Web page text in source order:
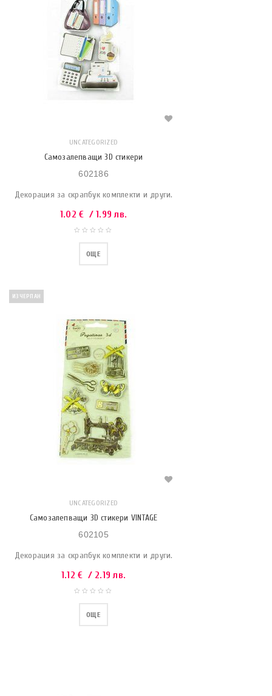
UNCATEGORIZED
Самозалепващи 3D стикери
602186
Декорация за скрапбук комплекти и други.
1.02€ / 1.99 лв.
ОЩЕ
ИЗЧЕРПАН
UNCATEGORIZED
Самозалепващи 3D стикери VINTAGE
602105
Декорация за скрапбук комплекти и други.
1.12€ / 2.19 лв.
ОЩЕ